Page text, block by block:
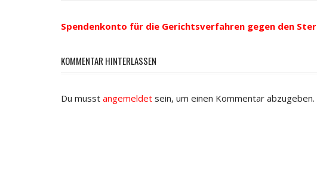
Navigation
Spendenkonto für die Gerichtsverfahren gegen den
KOMMENTAR HINTERLASSEN
Du musst angemeldet sein, um einen Kommentar abzugeben.